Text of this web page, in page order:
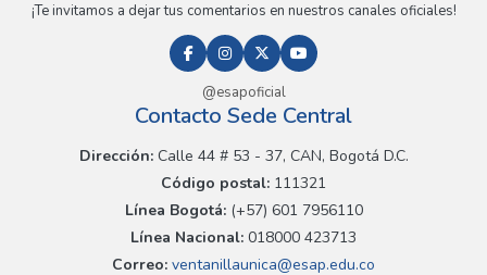
¡Te invitamos a dejar tus comentarios en nuestros canales oficiales!
@esapoficial
Contacto Sede Central
Dirección:Calle 44 # 53 - 37, CAN, Bogotá D.C.
Código postal: 111321
Línea Bogotá:(+57) 601 7956110
Línea Nacional: 018000 423713
Correo: ventanillaunica@esap.edu.co